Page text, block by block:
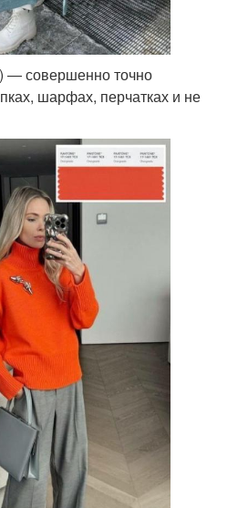
― совершенно точно
шарфах, перчатках и не